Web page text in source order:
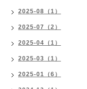
2025-08（1）
2025-07（2）
2025-04（1）
2025-03（1）
2025-01（6）